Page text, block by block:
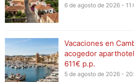
6 de agosto de 2026 -
Vacaciones en
acogedor
611€ p.p.
5 de agosto de 2026 -